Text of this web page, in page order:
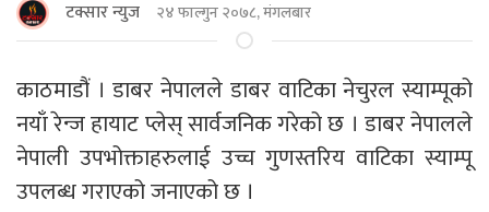
टक्सार न्युज २४ फाल्गुन २०७८, मंगलबार
काठमाडौं । डाबर नेपालले डाबर वाटिका नेचुरल स्याम्पूको
नयाँ रेन्ज हायाट प्लेस् सार्वजनिक गरेको छ । डाबर नेपालले
नेपाली उपभोक्ताहरुलाई उच्च गुणस्तरिय वाटिका स्याम्पू
उपलब्ध गराएको जनाएको छ ।